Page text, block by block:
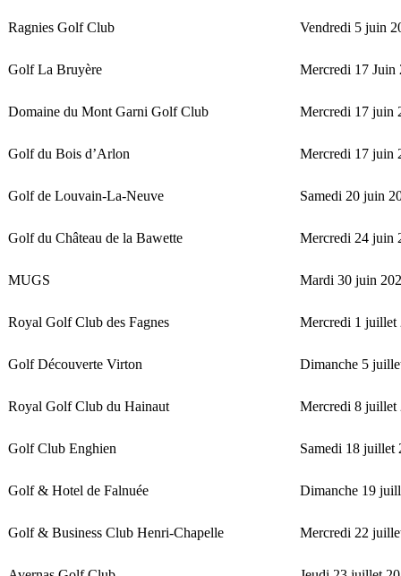
Ragnies Golf Club Vendredi 5 juin
Golf La Bruyère Mercredi 17 Juin
Domaine du Mont Garni Golf Club Mercredi 17 juin
Golf du Bois d’Arlon Mercredi 17 juin
Golf de Louvain-La-Neuve Samedi 20 juin
Golf du Château de la Bawette Mercredi 24 juin
MUGS Mardi 30 juin
Royal Golf Club des Fagnes Mercredi 1 juillet
Golf Découverte Virton Dimanche 5
Royal Golf Club du Hainaut Mercredi 8 juillet
Golf Club Enghien Samedi 18 juillet
Golf & Hotel de Falnuée Dimanche 19
Golf & Business Club Henri-Chapelle Mercredi 22